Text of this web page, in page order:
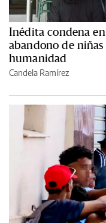
Inédita condena
abandono de
humanidad
Candela Ramírez